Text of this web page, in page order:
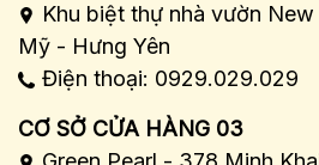
Khu biệt thự nhà vườn
Mỹ - Hưng Yên
Điện thoại: 0929.029.029
CƠ SỞ CỬA HÀNG 03